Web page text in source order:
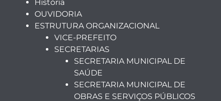
História
OUVIDORIA
ESTRUTURA ORGANIZACIONAL
VICE-PREFEITO
SECRETARIAS
SECRETARIA MUNICIPAL DE
SAÚDE
SECRETARIA MUNICIPAL DE
OBRAS E SERVIÇOS PÚBLICOS